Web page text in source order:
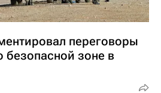
переговоры
зоне в